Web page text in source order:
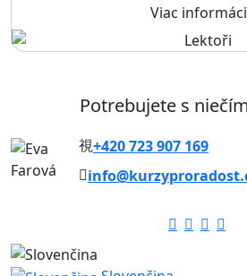
Viac
Potrebujete s
+420 723 907 169